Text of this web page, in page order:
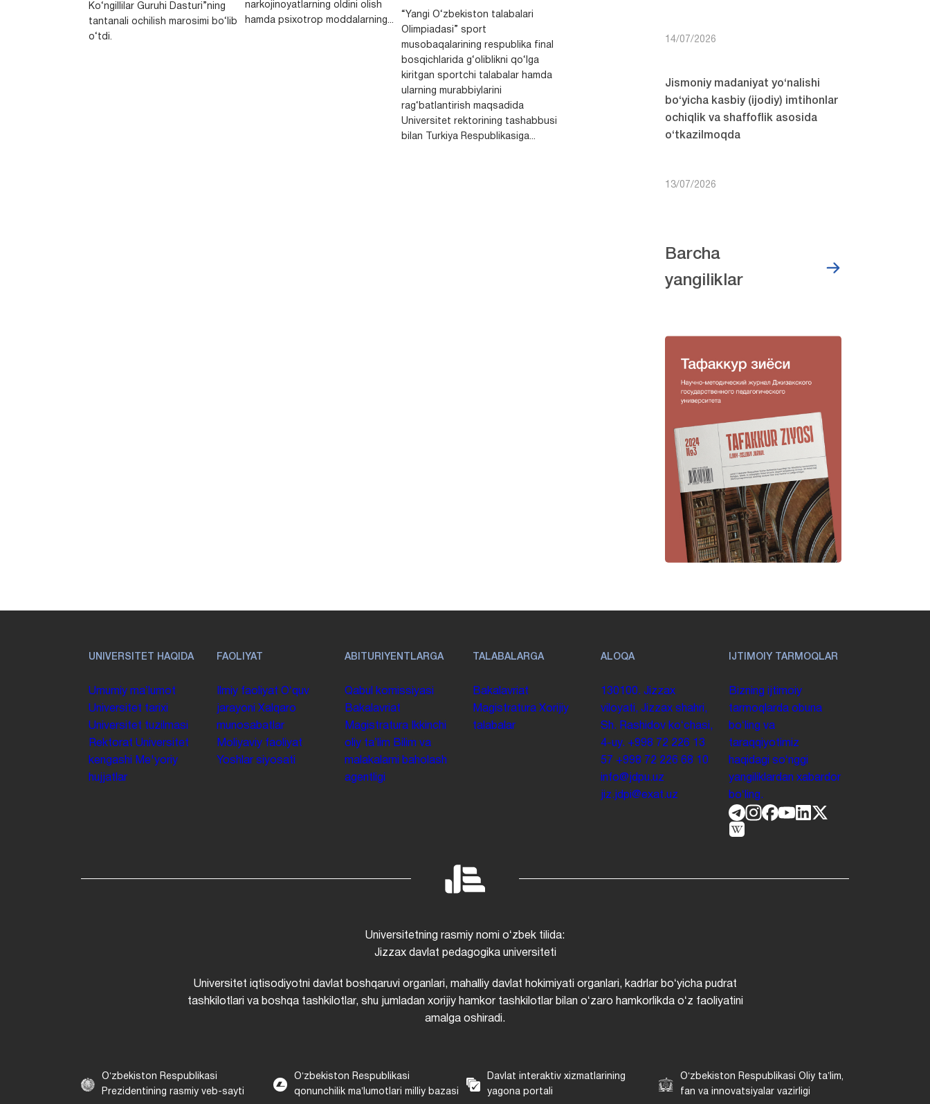
Ko‘ngillilar Guruhi Dasturi”ning
tantanali ochilish marosimi bo‘lib
o‘tdi.
narkojinoyatlarning oldini olish
hamda psixotrop moddalarning...
“Yangi O‘zbekiston talabalari
Olimpiadasi” sport
musobaqalarining respublika final
bosqichlarida g‘oliblikni qo‘lga
kiritgan sportchi talabalar hamda
ularning murabbiylarini
rag‘batlantirish maqsadida
Universitet rektorining tashabbusi
bilan Turkiya Respublikasiga...
14/07/2026
Jismoniy madaniyat yo‘nalishi
bo‘yicha kasbiy (ijodiy) imtihonlar
ochiqlik va shaffoflik asosida
o‘tkazilmoqda
13/07/2026
Barcha
yangiliklar
UNIVERSITET HAQIDA
Umumiy maʼlumot
Universitet tarixi
Universitet tuzilmasi
Rektorat Universitet
kengashi
Me'yoriy
hujjatlar
FAOLIYAT
Ilmiy faoliyat Oʻquv
jarayoni Xalqaro
munosabatlar
Moliyaviy faoliyat
Yoshlar siyosati
ABITURIYENTLARGA
Qabul komissiyasi
Bakalavriat
Magistratura
Ikkinchi
oliy taʼlim Bilim va
malakalarni baholash
agentligi
TALABALARGA
Bakalavriat
Magistratura Xorijiy
talabalar
ALOQA
130100. Jizzax
viloyati, Jizzax shahri,
Sh. Rashidov koʻchasi,
4-uy. +998 72 226 13
57 +998 72 226 68 10
info@jdpu.uz
jiz.jdpi@exat.uz
IJTIMOIY TARMOQLAR
Bizning ijtimoiy
tarmoqlarda obuna
boʻling va
taraqqiyotimiz
haqidagi soʻnggi
yangiliklardan xabardor
boʻling.
Universitetning rasmiy nomi oʻzbek tilida:
Jizzax davlat pedagogika universiteti
Universitet iqtisodiyotni davlat boshqaruvi organlari, mahalliy davlat hokimiyati organlari, kadrlar boʻyicha pudrat
tashkilotlari va boshqa tashkilotlar, shu jumladan xorijiy hamkor tashkilotlar bilan oʻzaro hamkorlikda oʻz faoliyatini
amalga oshiradi.
Oʻzbekiston Respublikasi
Prezidentining rasmiy veb-sayti
Oʻzbekiston Respublikasi
qonunchilik maʼlumotlari milliy bazasi
Davlat interaktiv xizmatlarining
yagona portali
Oʻzbekiston Respublikasi Oliy taʼlim,
fan va innovatsiyalar vazirligi